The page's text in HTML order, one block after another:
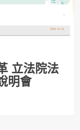
立法院法
明會